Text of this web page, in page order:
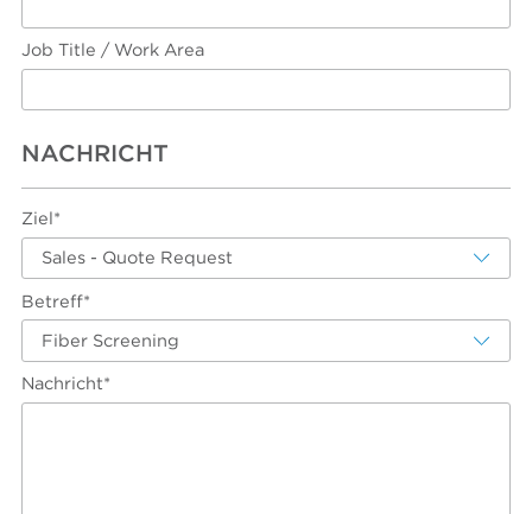
Job Title / Work Area
NACHRICHT
Ziel*
Sales - Quote Request
Betreff*
Fiber Screening
Nachricht*